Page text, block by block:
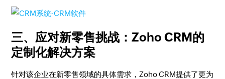
三、应对新零售挑战：Zoho CRM的
定制化解决方案
针对该企业在新零售领域的具体需求，Zoho CRM提供了更为